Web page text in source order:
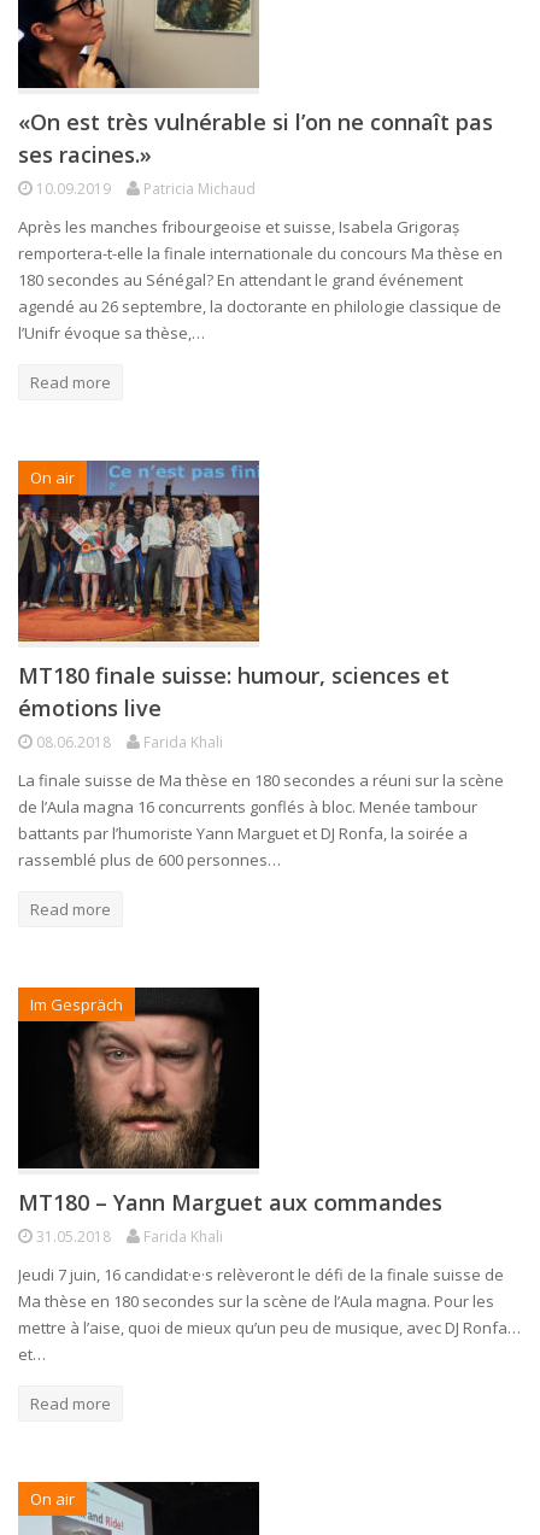
«On est très vulnérable si l’on ne connaît pas
ses racines.»
10.09.2019 Patricia Michaud
Après les manches fribourgeoise et suisse, Isabela Grigoraș
remportera-t-elle la finale internationale du concours Ma thèse en
180 secondes au Sénégal? En attendant le grand événement
agendé au 26 septembre, la doctorante en philologie classique de
l’Unifr évoque sa thèse,…
Read more
On air
MT180 finale suisse: humour, sciences et
émotions live
08.06.2018 Farida Khali
La finale suisse de Ma thèse en 180 secondes a réuni sur la scène
de l’Aula magna 16 concurrents gonflés à bloc. Menée tambour
battants par l’humoriste Yann Marguet et DJ Ronfa, la soirée a
rassemblé plus de 600 personnes…
Read more
Im Gespräch
MT180 – Yann Marguet aux commandes
31.05.2018 Farida Khali
Jeudi 7 juin, 16 candidat·e·s relèveront le défi de la finale suisse de
Ma thèse en 180 secondes sur la scène de l’Aula magna. Pour les
mettre à l’aise, quoi de mieux qu’un peu de musique, avec DJ Ronfa…
et…
Read more
On air